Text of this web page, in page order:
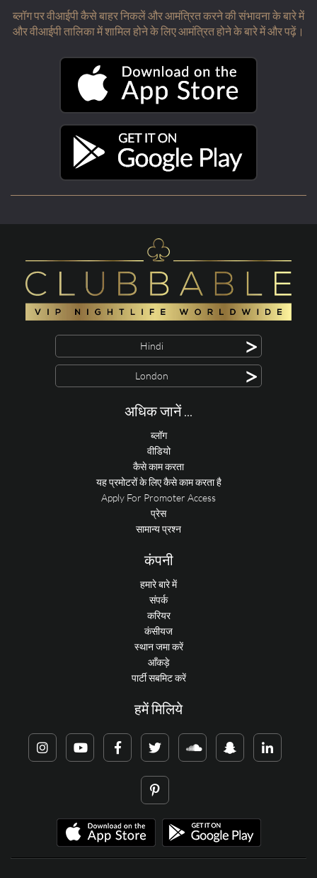
ब्लॉग पर वीआईपी कैसे बाहर निकलें और आमंत्रित करने की संभावना के बारे में
और वीआईपी तालिका में शामिल होने के लिए आमंत्रित होने के बारे में और पढ़ें।
Hindi >
London >
अधिक जानें ...
ब्लॉग
वीडियो
कैसे काम करता
यह प्रमोटरों के लिए कैसे काम करता है
Apply For Promoter Access
प्रेस
सामान्य प्रश्न
कंपनी
हमारे बारे में
संपर्क
करियर
कंसीयज
स्थान जमा करें
आँकड़े
पार्टी सबमिट करें
हमें मिलिये